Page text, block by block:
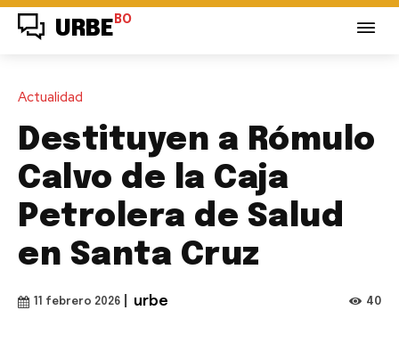
URBE BO
Actualidad
Destituyen a Rómulo
Calvo de la Caja
Petrolera de Salud
en Santa Cruz
11 febrero 2026 urbe 40